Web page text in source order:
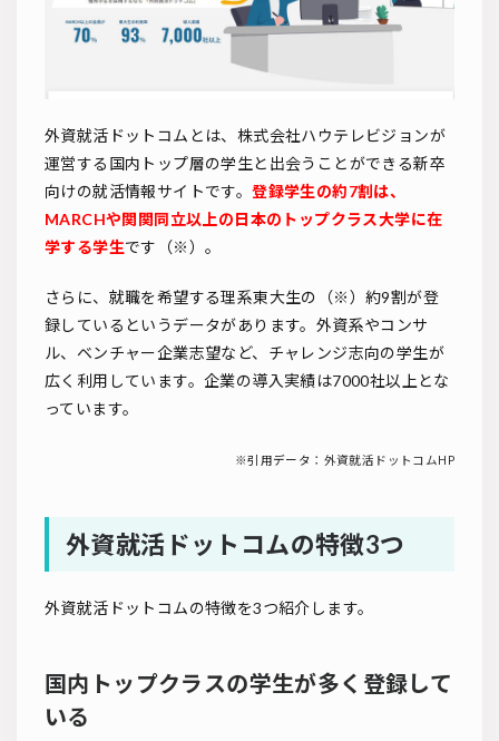
外資就活ドットコムとは、株式会社ハウテレビジョンが
運営する国内トップ層の学生と出会うことができる新卒
向けの就活情報サイトです。登録学生の約7割は、
MARCHや関関同立以上の日本のトップクラス大学に在
学する学生です（※）。
さらに、就職を希望する理系東大生の（※）約9割が登
録しているというデータがあります。外資系やコンサ
ル、ベンチャー企業志望など、チャレンジ志向の学生が
広く利用しています。企業の導入実績は7000社以上とな
っています。
※引用データ： 外資就活ドットコムHP
外資就活ドットコムの特徴3つ
外資就活ドットコムの特徴を3つ紹介します。
国内トップクラスの学生が多く登録して
いる